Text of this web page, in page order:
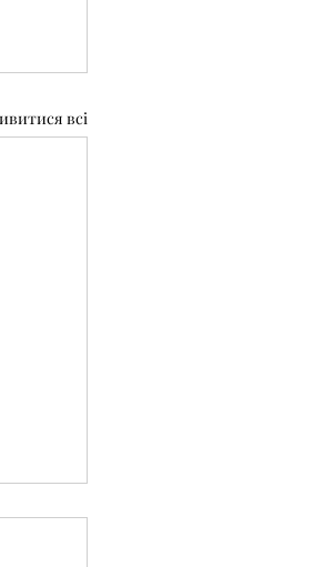
всі